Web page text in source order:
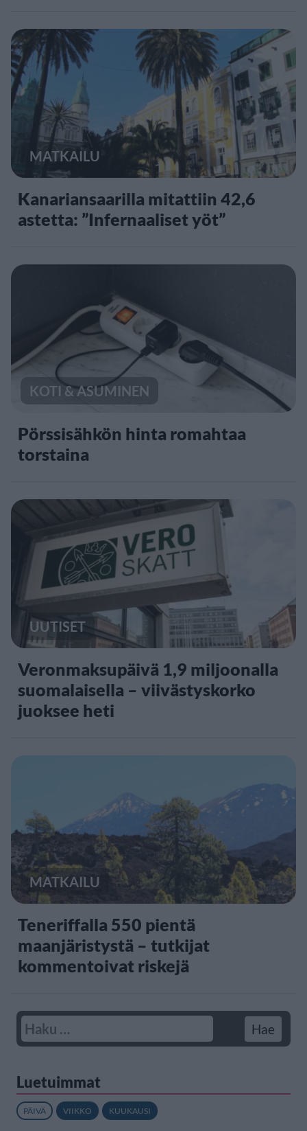
MATKAILU
Kanariansaarilla mitattiin 42,6
astetta: ”Infernaaliset yöt”
KOTI & ASUMINEN
Pörssisähkön hinta romahtaa
torstaina
UUTISET
Veronmaksupäivä 1,9 miljoonalla
suomalaisella – viivästyskorko
juoksee heti
MATKAILU
Teneriffalla 550 pientä
maanjäristystä – tutkijat
kommentoivat riskejä
Luetuimmat
PÄIVÄ VIIKKO KUUKAUSI